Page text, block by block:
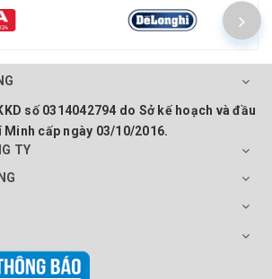
số 0314042794 do Sở kế hoạch và đầu
Minh cấp ngày 03/10/2016.
TY